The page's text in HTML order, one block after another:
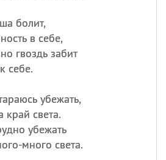
болит,
в себе,
гвоздь забит
себе.
убежать,
света.
убежать
много света.